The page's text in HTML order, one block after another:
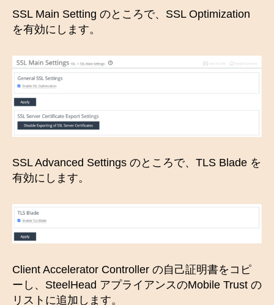
SSL Main Setting のところで、SSL Optimization
を有効にします。
SSL Advanced Settings のところで、TLS Blade を
有効にします。
Client Accelerator Controller の自己証明書をコピ
ーし、SteelHead アプライアンスのMobile Trust の
リストに追加します。